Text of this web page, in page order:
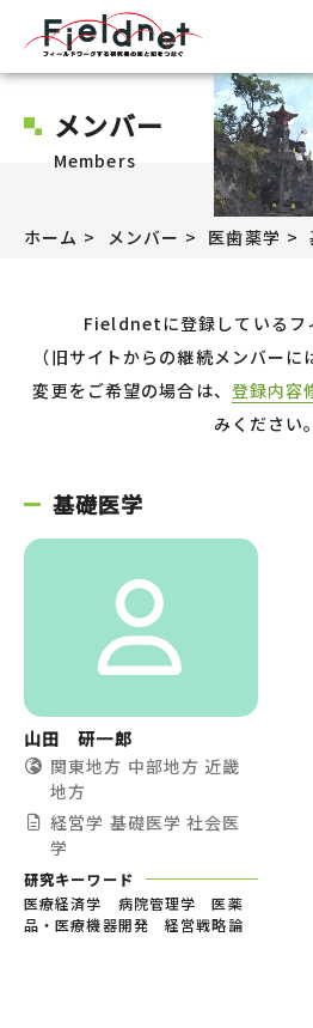
メンバー
Members
ホーム メンバー 医歯薬学
Fieldnetに登録しているフ
（旧サイトからの継続メンバーに
変更をご希望の場合は、 登録内容
みください。
基礎医学
山田 研一郎
関東地方 中部地方 近畿
地方
経営学 基礎医学 社会医
学
研究キーワード
医療経済学 病院管理学 医薬
品・医療機器開発 経営戦略論